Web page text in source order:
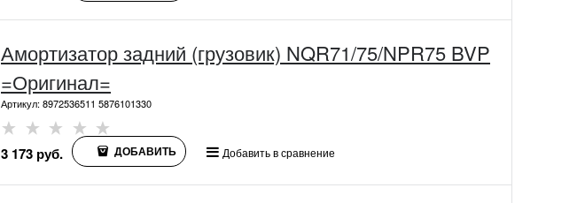
Амортизатор задний (грузовик) NQR71/75/NPR75 BVP
=Оригинал=
Артикул: 8972536511 5876101330
3 173 руб. ДОБАВИТЬ Добавить в сравнение